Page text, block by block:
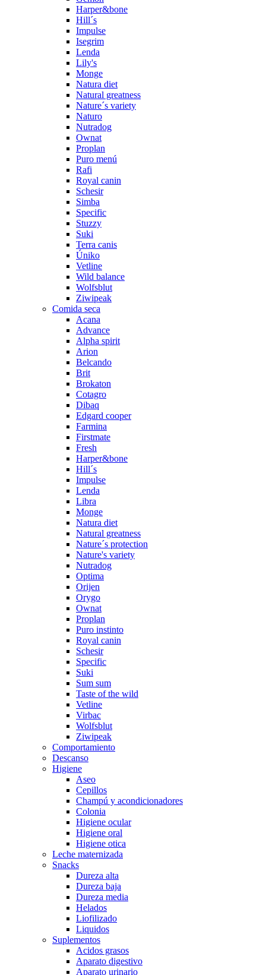
Harper&bone
Hill´s
Impulse
Isegrim
Lenda
Lily's
Monge
Natura diet
Natural greatness
Nature´s variety
Naturo
Nutradog
Ownat
Proplan
Puro menú
Rafi
Royal canin
Schesir
Simba
Specific
Stuzzy
Suki
Terra canis
Úniko
Vetline
Wild balance
Wolfsblut
Ziwipeak
Comida seca
Acana
Advance
Alpha spirit
Arion
Belcando
Brit
Brokaton
Cotagro
Dibaq
Edgard cooper
Farmina
Firstmate
Fresh
Harper&bone
Hill´s
Impulse
Lenda
Libra
Monge
Natura diet
Natural greatness
Nature´s protection
Nature's variety
Nutradog
Optima
Orijen
Orygo
Ownat
Proplan
Puro instinto
Royal canin
Schesir
Specific
Suki
Sum sum
Taste of the wild
Vetline
Virbac
Wolfsblut
Ziwipeak
Comportamiento
Descanso
Higiene
Aseo
Cepillos
Champú y acondicionadores
Colonia
Higiene ocular
Higiene oral
Higiene otica
Leche maternizada
Snacks
Dureza alta
Dureza baja
Dureza media
Helados
Liofilizado
Liquidos
Suplementos
Acidos grasos
Aparato digestivo
Aparato urinario